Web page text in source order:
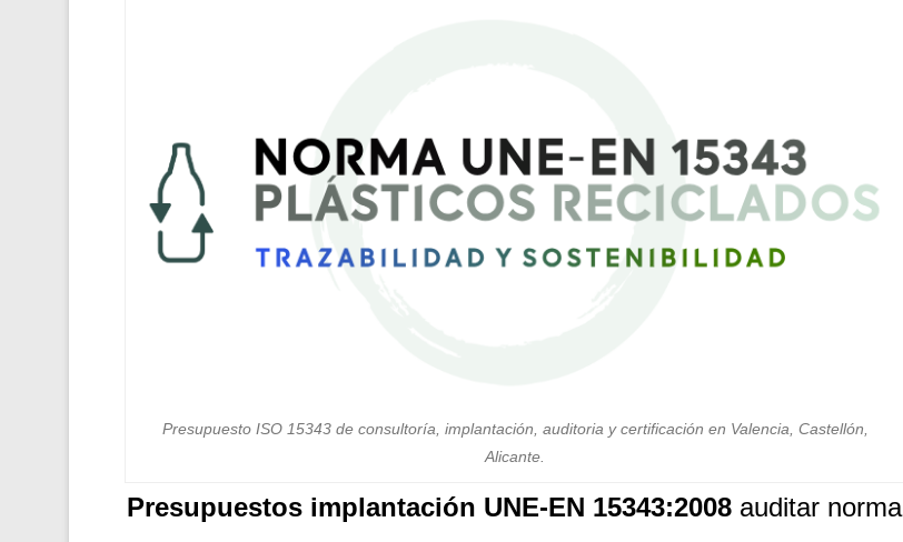
Presupuesto ISO 15343 de consultoría, implantación, auditoria y certificación en Valencia, Castellón,
Alicante.
Presupuestos implantación UNE-EN 15343:2008auditar norma